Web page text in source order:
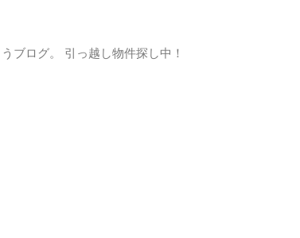
ブログ。 引っ越し物件探し中！